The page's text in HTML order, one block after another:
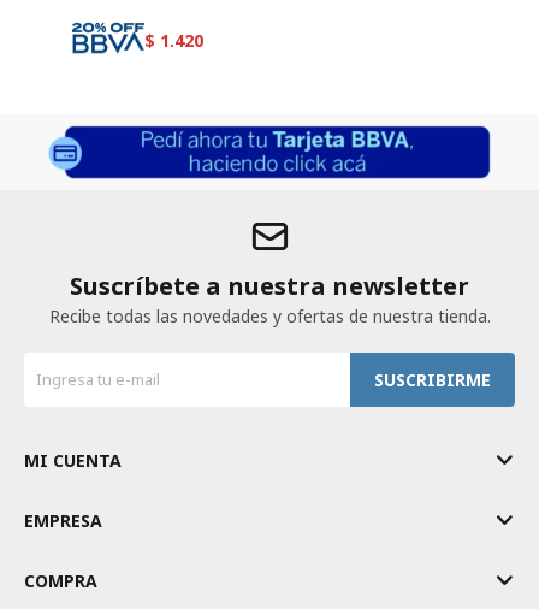
$ 1.420
Suscríbete a nuestra newsletter
Recibe todas las novedades y ofertas de nuestra tienda.
SUSCRIBIRME
MI CUENTA
EMPRESA
COMPRA